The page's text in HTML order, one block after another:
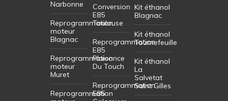
Narbonne
Reprogrammation
moteur
Blagnac
Reprogrammation
moteur
Muret
Reprogrammation
Conversion
E85
Toulouse
Reprogrammation
E85
Plaisance
Du Touch
Reprogrammation
E85
Kit éthanol
Blagnac
Kit éthanol
Tournefeuille
Kit éthanol
La
Salvetat
Saint Gilles